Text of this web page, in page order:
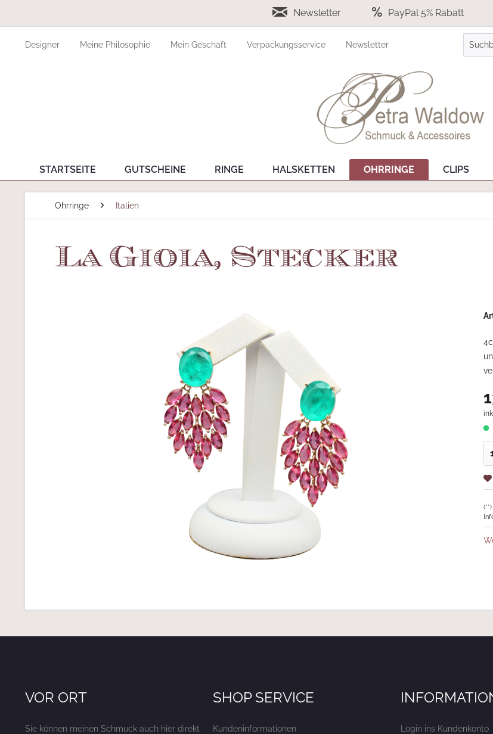
Newsletter PayPal 5% Rabatt
Designer Meine Philosophie Mein Geschäft Verpackungsservice Newsletter
STARTSEITE GUTSCHEINE RINGE HALSKETTEN OHRRINGE CLIPS
Ohrringe Italien
La Gioia, Stecker
VOR ORT
Sie können meinen Schmuck auch hier direkt
SHOP SERVICE
Kundeninformationen
Login ins Kundenkonto